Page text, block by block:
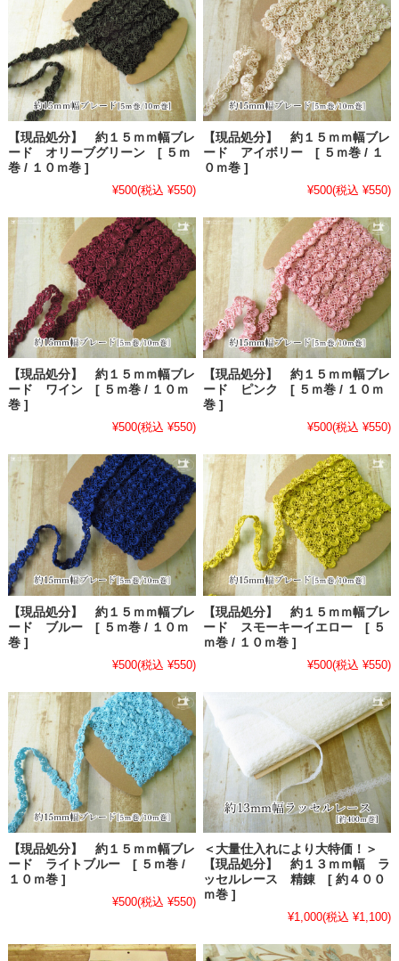
【現品処分】 約１５ｍｍ幅ブレ
ード オリーブグリーン [ ５ｍ
巻 / １０ｍ巻 ]
¥500(税込 ¥550)
【現品処分】 約１５ｍｍ幅ブレ
ード アイボリー [ ５ｍ巻 / １
０ｍ巻 ]
¥500(税込 ¥550)
【現品処分】 約１５ｍｍ幅ブレ
ード ワイン [ ５ｍ巻 / １０ｍ
巻 ]
¥500(税込 ¥550)
【現品処分】 約１５ｍｍ幅ブレ
ード ピンク [ ５ｍ巻 / １０ｍ
巻 ]
¥500(税込 ¥550)
【現品処分】 約１５ｍｍ幅ブレ
ード ブルー [ ５ｍ巻 / １０ｍ
巻 ]
¥500(税込 ¥550)
【現品処分】 約１５ｍｍ幅ブレ
ード スモーキーイエロー [ ５
ｍ巻 / １０ｍ巻 ]
¥500(税込 ¥550)
【現品処分】 約１５ｍｍ幅ブレ
ード ライトブルー [ ５ｍ巻 /
１０ｍ巻 ]
¥500(税込 ¥550)
＜大量仕入れにより大特価！＞
【現品処分】 約１３ｍｍ幅 ラ
ッセルレース 精錬 [ 約４００
ｍ巻 ]
¥1,000(税込 ¥1,100)